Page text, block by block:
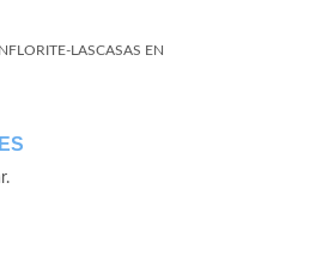
LASCASAS EN